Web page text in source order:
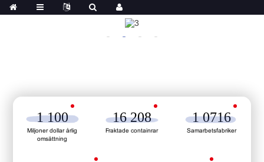
1 100
Miljoner dollar årlig
omsättning
16 208
Fraktade containrar
1 0716
Samarbetsfabriker